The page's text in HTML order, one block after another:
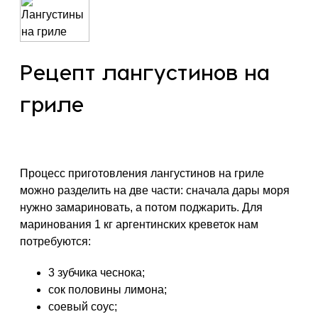
Рецепт лангустинов на
гриле
Процесс приготовления лангустинов на гриле
можно разделить на две части: сначала дары моря
нужно замариновать, а потом поджарить. Для
маринования 1 кг аргентинских креветок нам
потребуются:
3 зубчика чеснока;
сок половины лимона;
соевый соус;